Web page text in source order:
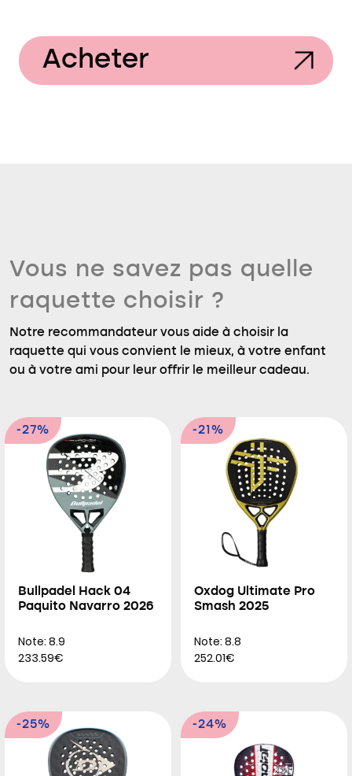
Acheter
Vous ne savez pas quelle
raquette choisir ?
Notre recommandateur vous aide à choisir la
raquette qui vous convient le mieux, à votre enfant
ou à votre ami pour leur offrir le meilleur cadeau.
-27%
Bullpadel Hack 04
Paquito Navarro 2026
Note: 8.9
233.59€
-21%
Oxdog Ultimate Pro
Smash 2025
Note: 8.8
252.01€
-25% -24%